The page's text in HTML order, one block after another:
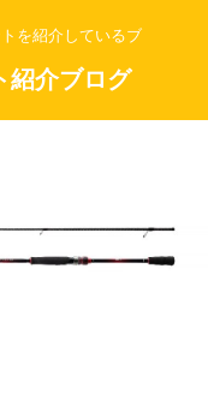
を紹介しているブ
紹介ブログ